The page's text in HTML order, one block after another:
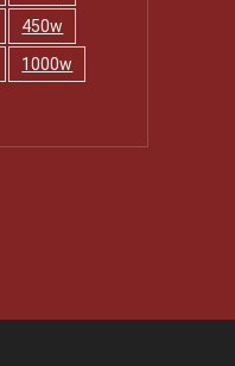
450w
1000w